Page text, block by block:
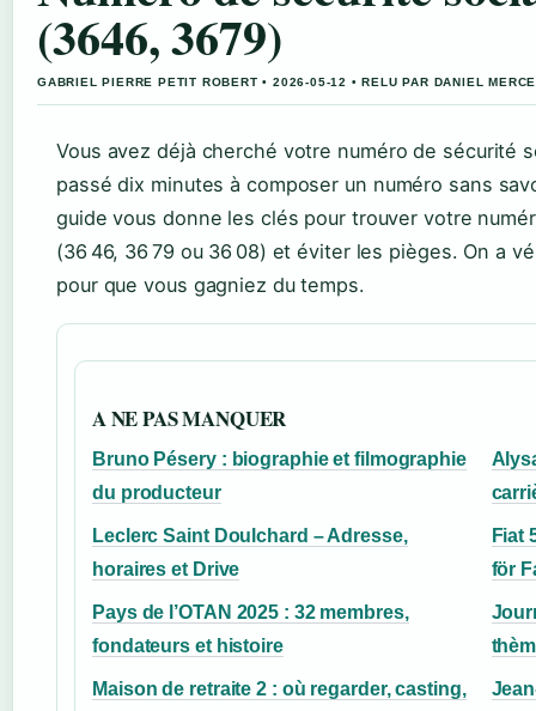
(3646, 3679)
GABRIEL PIERRE PETIT ROBERT • 2026-05-12 • RELU PAR DANIEL
Vous avez déjà cherché votre numéro de sécurité
passé dix minutes à composer un numéro sans
guide vous donne les clés pour trouver votre
(36 46, 36 79 ou 36 08) et éviter les pièges. On a
pour que vous gagniez du temps.
A NE PAS MANQUER
Bruno Pésery : biographie et filmographie
du producteur
Leclerc Saint Doulchard – Adresse,
horaires et Drive
Fiat
för
Pays de l’OTAN 2025 : 32 membres,
fondateurs et histoire
Maison de retraite 2 : où regarder, casting,